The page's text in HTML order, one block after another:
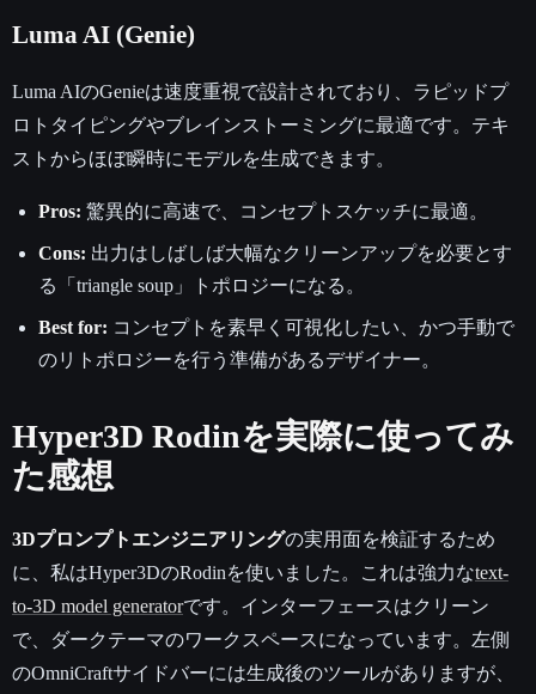
Luma AI (Genie)
Luma AIのGenieは速度重視で設計されており、ラピッドプ
ロトタイピングやブレインストーミングに最適です。テキ
ストからほぼ瞬時にモデルを生成できます。
Pros: 驚異的に高速で、コンセプトスケッチに最適。
Cons: 出力はしばしば大幅なクリーンアップを必要とす
る「triangle soup」トポロジーになる。
Best for: コンセプトを素早く可視化したい、かつ手動で
のリトポロジーを行う準備があるデザイナー。
Hyper3D Rodinを実際に使ってみ
た感想
3Dプロンプトエンジニアリングの実用面を検証するため
に、私はHyper3DのRodinを使いました。これは強力なtext-
to-3D model generatorです。インターフェースはクリーン
で、ダークテーマのワークスペースになっています。左側
のOmniCraftサイドバーには生成後のツールがありますが、